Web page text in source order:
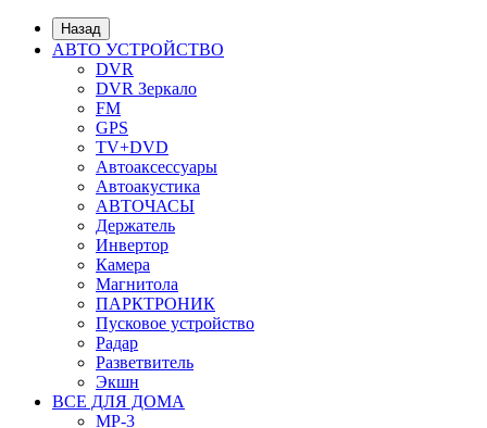
Назад
АВТО УСТРОЙСТВО
DVR
DVR Зеркало
FM
GPS
TV+DVD
Автоаксессуары
Автоакустика
АВТОЧАСЫ
Держатель
Инвертор
Камера
Магнитола
ПАРКТРОНИК
Пусковое устройство
Радар
Разветвитель
Экшн
ВСЕ ДЛЯ ДОМА
MP-3